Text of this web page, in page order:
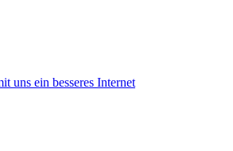
uns ein besseres Internet